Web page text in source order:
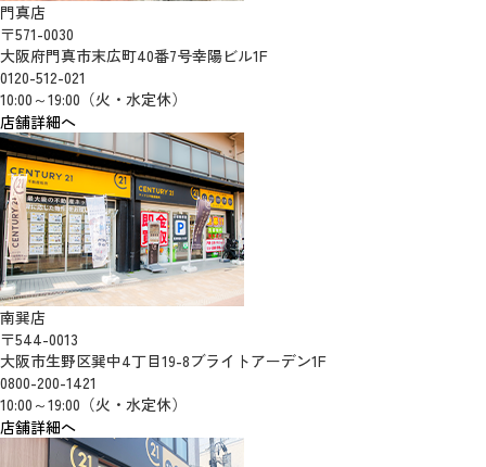
門真店
〒571-0030
大阪府門真市末広町40番7号幸陽ビル1F
0120-512-021
10:00～19:00（火・水定休）
店舗詳細へ
南巽店
〒544-0013
大阪市生野区巽中4丁目19-8ブライトアーデン1F
0800-200-1421
10:00～19:00（火・水定休）
店舗詳細へ